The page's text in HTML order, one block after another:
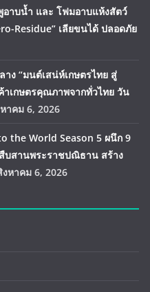
อาบน้ำ และ โฟมอาบแห้งสัตว์
Residue” เลียขนได้ ปลอดภัย
ง “มนต์เสน่ห์เกษตรไทย สู่
เกษตรคุณภาพจากทั่วไทย วัน
าคม 6, 2026
the World Season 5 ผนึก 9
บสานพระราชปณิธาน สร้าง
งหาคม 6, 2026